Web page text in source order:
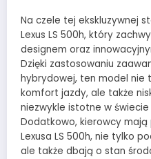
Na czele tej ekskluzywnej
Lexus LS 500h, który
designem oraz
Dzięki zastosowaniu
hybrydowej, ten model nie
komfort jazdy, ale także
niezwykle istotne w świecie
Dodatkowo, kierowcy
Lexusa LS 500h, nie tylko
ale także dbają o stan